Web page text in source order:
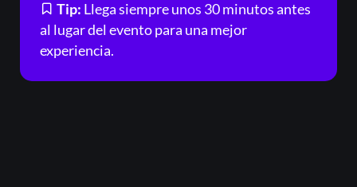
Tip: Llega siempre unos 30 minutos antes
al lugar del evento para una mejor
experiencia.
Acceder